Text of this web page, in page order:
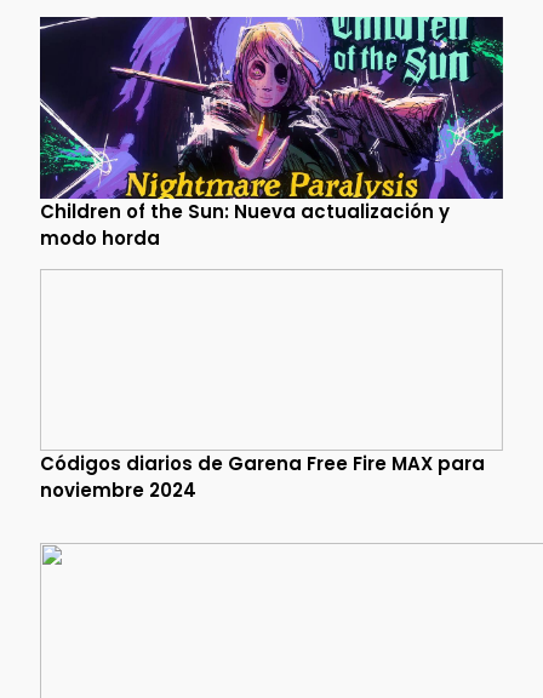
Children of the Sun: Nueva actualización y
modo horda
Códigos diarios de Garena Free Fire MAX para
noviembre 2024